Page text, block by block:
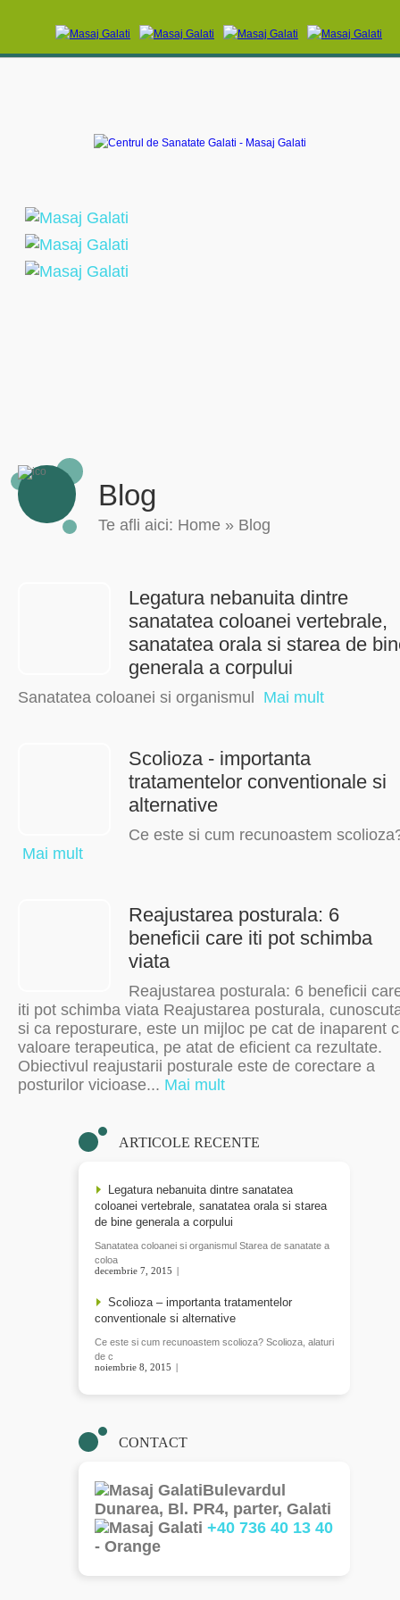
Blog
Te afli aici: Home » Blog
Legatura nebanuita dintre
sanatatea coloanei vertebrale,
sanatatea orala si starea de
generala a corpului
Sanatatea coloanei si organismul Mai mult
Scolioza - importanta
tratamentelor conventionale si
alternative
Ce este si cum recunoastem
Mai mult
Reajustarea posturala: 6
beneficii care iti pot schimba
viata
Reajustarea posturala: 6 beneficii
iti pot schimba viata Reajustarea posturala,
si ca reposturare, este un mijloc pe cat de inaparent
valoare terapeutica, pe atat de eficient ca rezultate.
Obiectivul reajustarii posturale este de corectare a
posturilor vicioase... Mai mult
ARTICOLE RECENTE
Legatura nebanuita dintre sanatatea
coloanei vertebrale, sanatatea orala si starea
de bine generala a corpului
Sanatatea coloanei si organismul Starea de sanatate a
coloa
decembrie 7, 2015
Scolioza – importanta tratamentelor
conventionale si alternative
Ce este si cum recunoastem scolioza? Scolioza, alaturi
de c
noiembrie 8, 2015
CONTACT
Bulevardul
Dunarea, Bl. PR4, parter, Galati
+40 736 40 13 40
- Orange